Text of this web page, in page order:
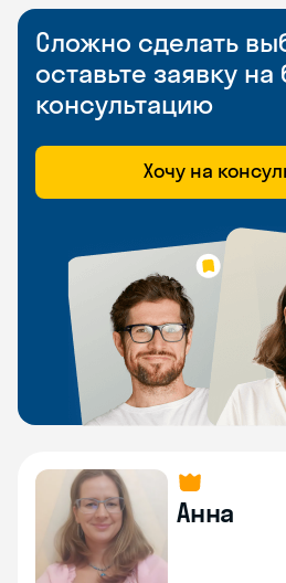
Сложно сделать
оставьте заявку
консультацию
Хочу на
Анна